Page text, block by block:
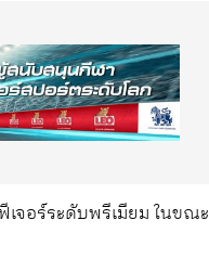
จอร์ระดับพรีเมียม ในขณะ